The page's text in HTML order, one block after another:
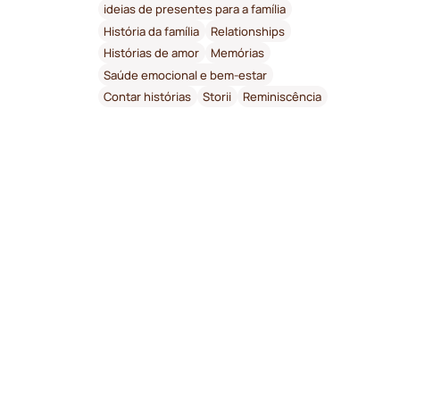
ideias de presentes para a família
História da família
Relationships
Histórias de amor
Memórias
Saúde emocional e bem-estar
Contar histórias
Storii Reminiscência